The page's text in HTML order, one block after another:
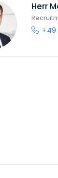
Herr
+49